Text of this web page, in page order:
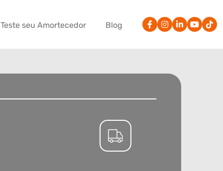
Teste seu Amortecedor Blog